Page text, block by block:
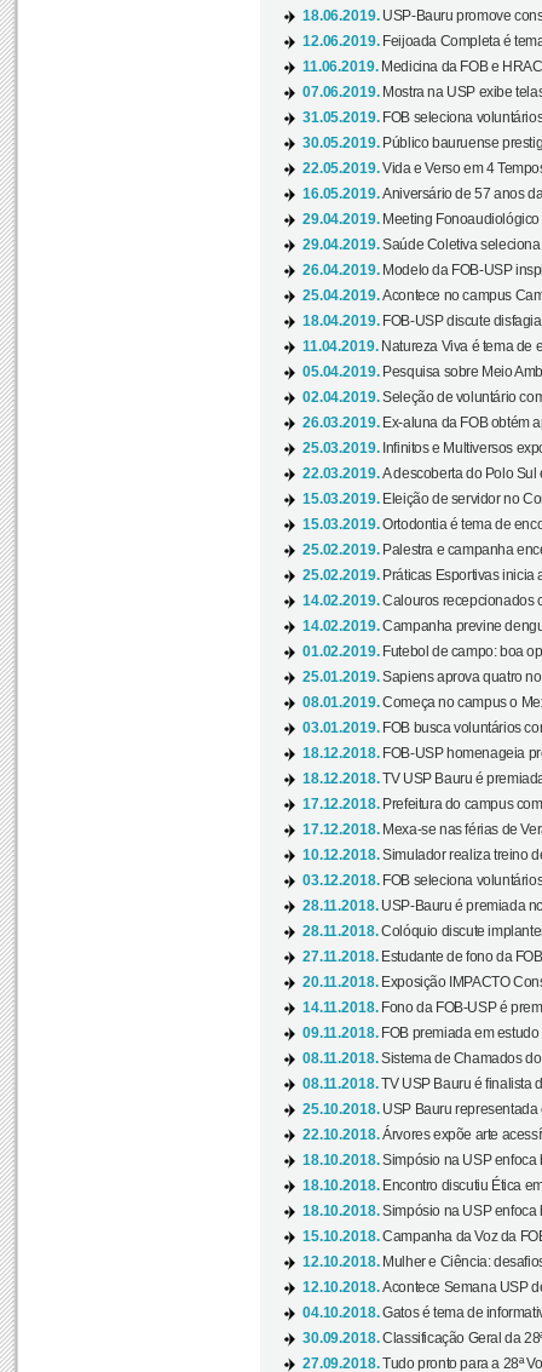
18.06.2019. USP-Bauru promove
12.06.2019. Feijoada Completa é
11.06.2019. Medicina da FOB e
07.06.2019. Mostra na USP exibe
31.05.2019. FOB seleciona
30.05.2019. Público bauruense
22.05.2019.Vida e Verso em 4
16.05.2019.Aniversário de 57 anos
29.04.2019. Meeting
29.04.2019.Saúde Coletiva
26.04.2019. Modelo da FOB-USP
25.04.2019.Acontece no campus
18.04.2019. FOB-USP discute
11.04.2019. Natureza Viva é tema de
05.04.2019. Pesquisa sobre Meio
02.04.2019.Seleção de voluntário
26.03.2019. Ex-aluna da FOB obtém
25.03.2019. Infinitos e Multiversos
22.03.2019.A descoberta do Polo Sul
15.03.2019. Eleição de servidor no
15.03.2019.Ortodontia é tema de
25.02.2019. Palestra e campanha
25.02.2019. Práticas Esportivas inicia
14.02.2019.Calouros recepcionados
14.02.2019.Campanha previne
01.02.2019. Futebol de campo: boa
25.01.2019.Sapiens aprova quatro
08.01.2019.Começa no campus o
03.01.2019. FOB busca voluntários
18.12.2018. FOB-USP homenageia
18.12.2018.TV USP Bauru é
17.12.2018. Prefeitura do campus
17.12.2018. Mexa-se nas férias de
10.12.2018.Simulador realiza treino
03.12.2018. FOB seleciona
28.11.2018. USP-Bauru é premiada
28.11.2018.Colóquio discute
27.11.2018. Estudante de fono da
20.11.2018. Exposição IMPACTO
14.11.2018. Fono da FOB-USP é
09.11.2018. FOB premiada em estudo
08.11.2018.Sistema de Chamados
08.11.2018.TV USP Bauru é finalista
25.10.2018. USP Bauru representada
22.10.2018.Árvores expõe arte
18.10.2018.Simpósio na USP enfoca
18.10.2018. Encontro discutiu Ética
18.10.2018.Simpósio na USP enfoca
15.10.2018.Campanha da Voz da
12.10.2018. Mulher e Ciência:
12.10.2018.Acontece Semana USP
04.10.2018.Gatos é tema de
30.09.2018.Classificação Geral da
27.09.2018.Tudo pronto para a 28ª